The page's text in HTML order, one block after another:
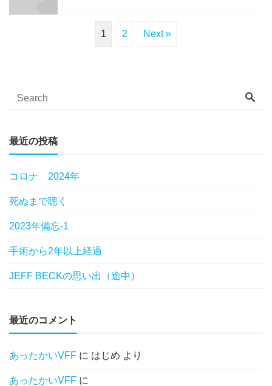
1 2 Next »
最近の投稿
コロナ 2024年
死ぬまで聴く
2023年備忘-1
手術から2年以上経過
JEFF BECKの思い出（途中）
最近のコメント
あったかいVFF に はじめ より
あったかいVFF に